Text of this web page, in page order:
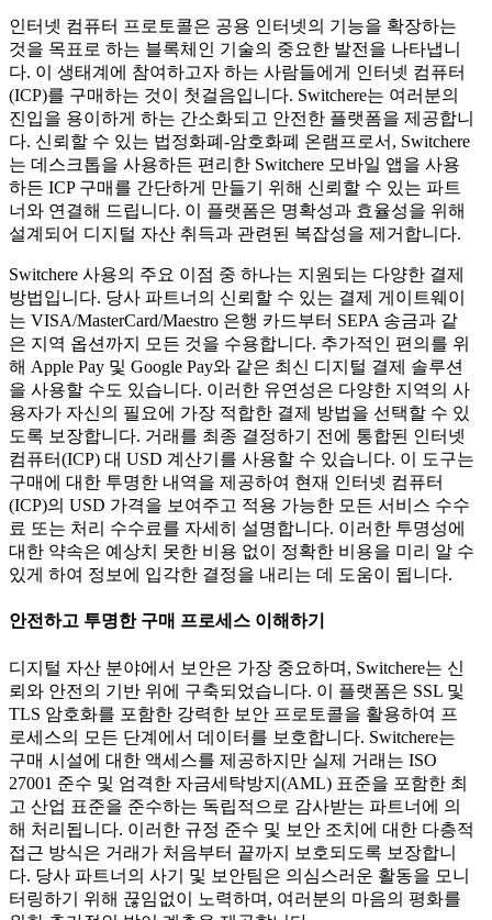
인터넷 컴퓨터 프로토콜은 공용 인터넷의 기능을 확장하는
것을 목표로 하는 블록체인 기술의 중요한 발전을 나타냅니
다. 이 생태계에 참여하고자 하는 사람들에게 인터넷 컴퓨터
(ICP)를 구매하는 것이 첫걸음입니다. Switchere는 여러분의
진입을 용이하게 하는 간소화되고 안전한 플랫폼을 제공합니
다. 신뢰할 수 있는 법정화폐-암호화폐 온램프로서, Switchere
는 데스크톱을 사용하든 편리한 Switchere 모바일 앱을 사용
하든 ICP 구매를 간단하게 만들기 위해 신뢰할 수 있는 파트
너와 연결해 드립니다. 이 플랫폼은 명확성과 효율성을 위해
설계되어 디지털 자산 취득과 관련된 복잡성을 제거합니다.
Switchere 사용의 주요 이점 중 하나는 지원되는 다양한 결제
방법입니다. 당사 파트너의 신뢰할 수 있는 결제 게이트웨이
는 VISA/MasterCard/Maestro 은행 카드부터 SEPA 송금과 같
은 지역 옵션까지 모든 것을 수용합니다. 추가적인 편의를 위
해 Apple Pay 및 Google Pay와 같은 최신 디지털 결제 솔루션
을 사용할 수도 있습니다. 이러한 유연성은 다양한 지역의 사
용자가 자신의 필요에 가장 적합한 결제 방법을 선택할 수 있
도록 보장합니다. 거래를 최종 결정하기 전에 통합된 인터넷
컴퓨터(ICP) 대 USD 계산기를 사용할 수 있습니다. 이 도구는
구매에 대한 투명한 내역을 제공하여 현재 인터넷 컴퓨터
(ICP)의 USD 가격을 보여주고 적용 가능한 모든 서비스 수수
료 또는 처리 수수료를 자세히 설명합니다. 이러한 투명성에
대한 약속은 예상치 못한 비용 없이 정확한 비용을 미리 알 수
있게 하여 정보에 입각한 결정을 내리는 데 도움이 됩니다.
안전하고 투명한 구매 프로세스 이해하기
디지털 자산 분야에서 보안은 가장 중요하며, Switchere는 신
뢰와 안전의 기반 위에 구축되었습니다. 이 플랫폼은 SSL 및
TLS 암호화를 포함한 강력한 보안 프로토콜을 활용하여 프
로세스의 모든 단계에서 데이터를 보호합니다. Switchere는
구매 시설에 대한 액세스를 제공하지만 실제 거래는 ISO
27001 준수 및 엄격한 자금세탁방지(AML) 표준을 포함한 최
고 산업 표준을 준수하는 독립적으로 감사받는 파트너에 의
해 처리됩니다. 이러한 규정 준수 및 보안 조치에 대한 다층적
접근 방식은 거래가 처음부터 끝까지 보호되도록 보장합니
다. 당사 파트너의 사기 및 보안팀은 의심스러운 활동을 모니
터링하기 위해 끊임없이 노력하며, 여러분의 마음의 평화를